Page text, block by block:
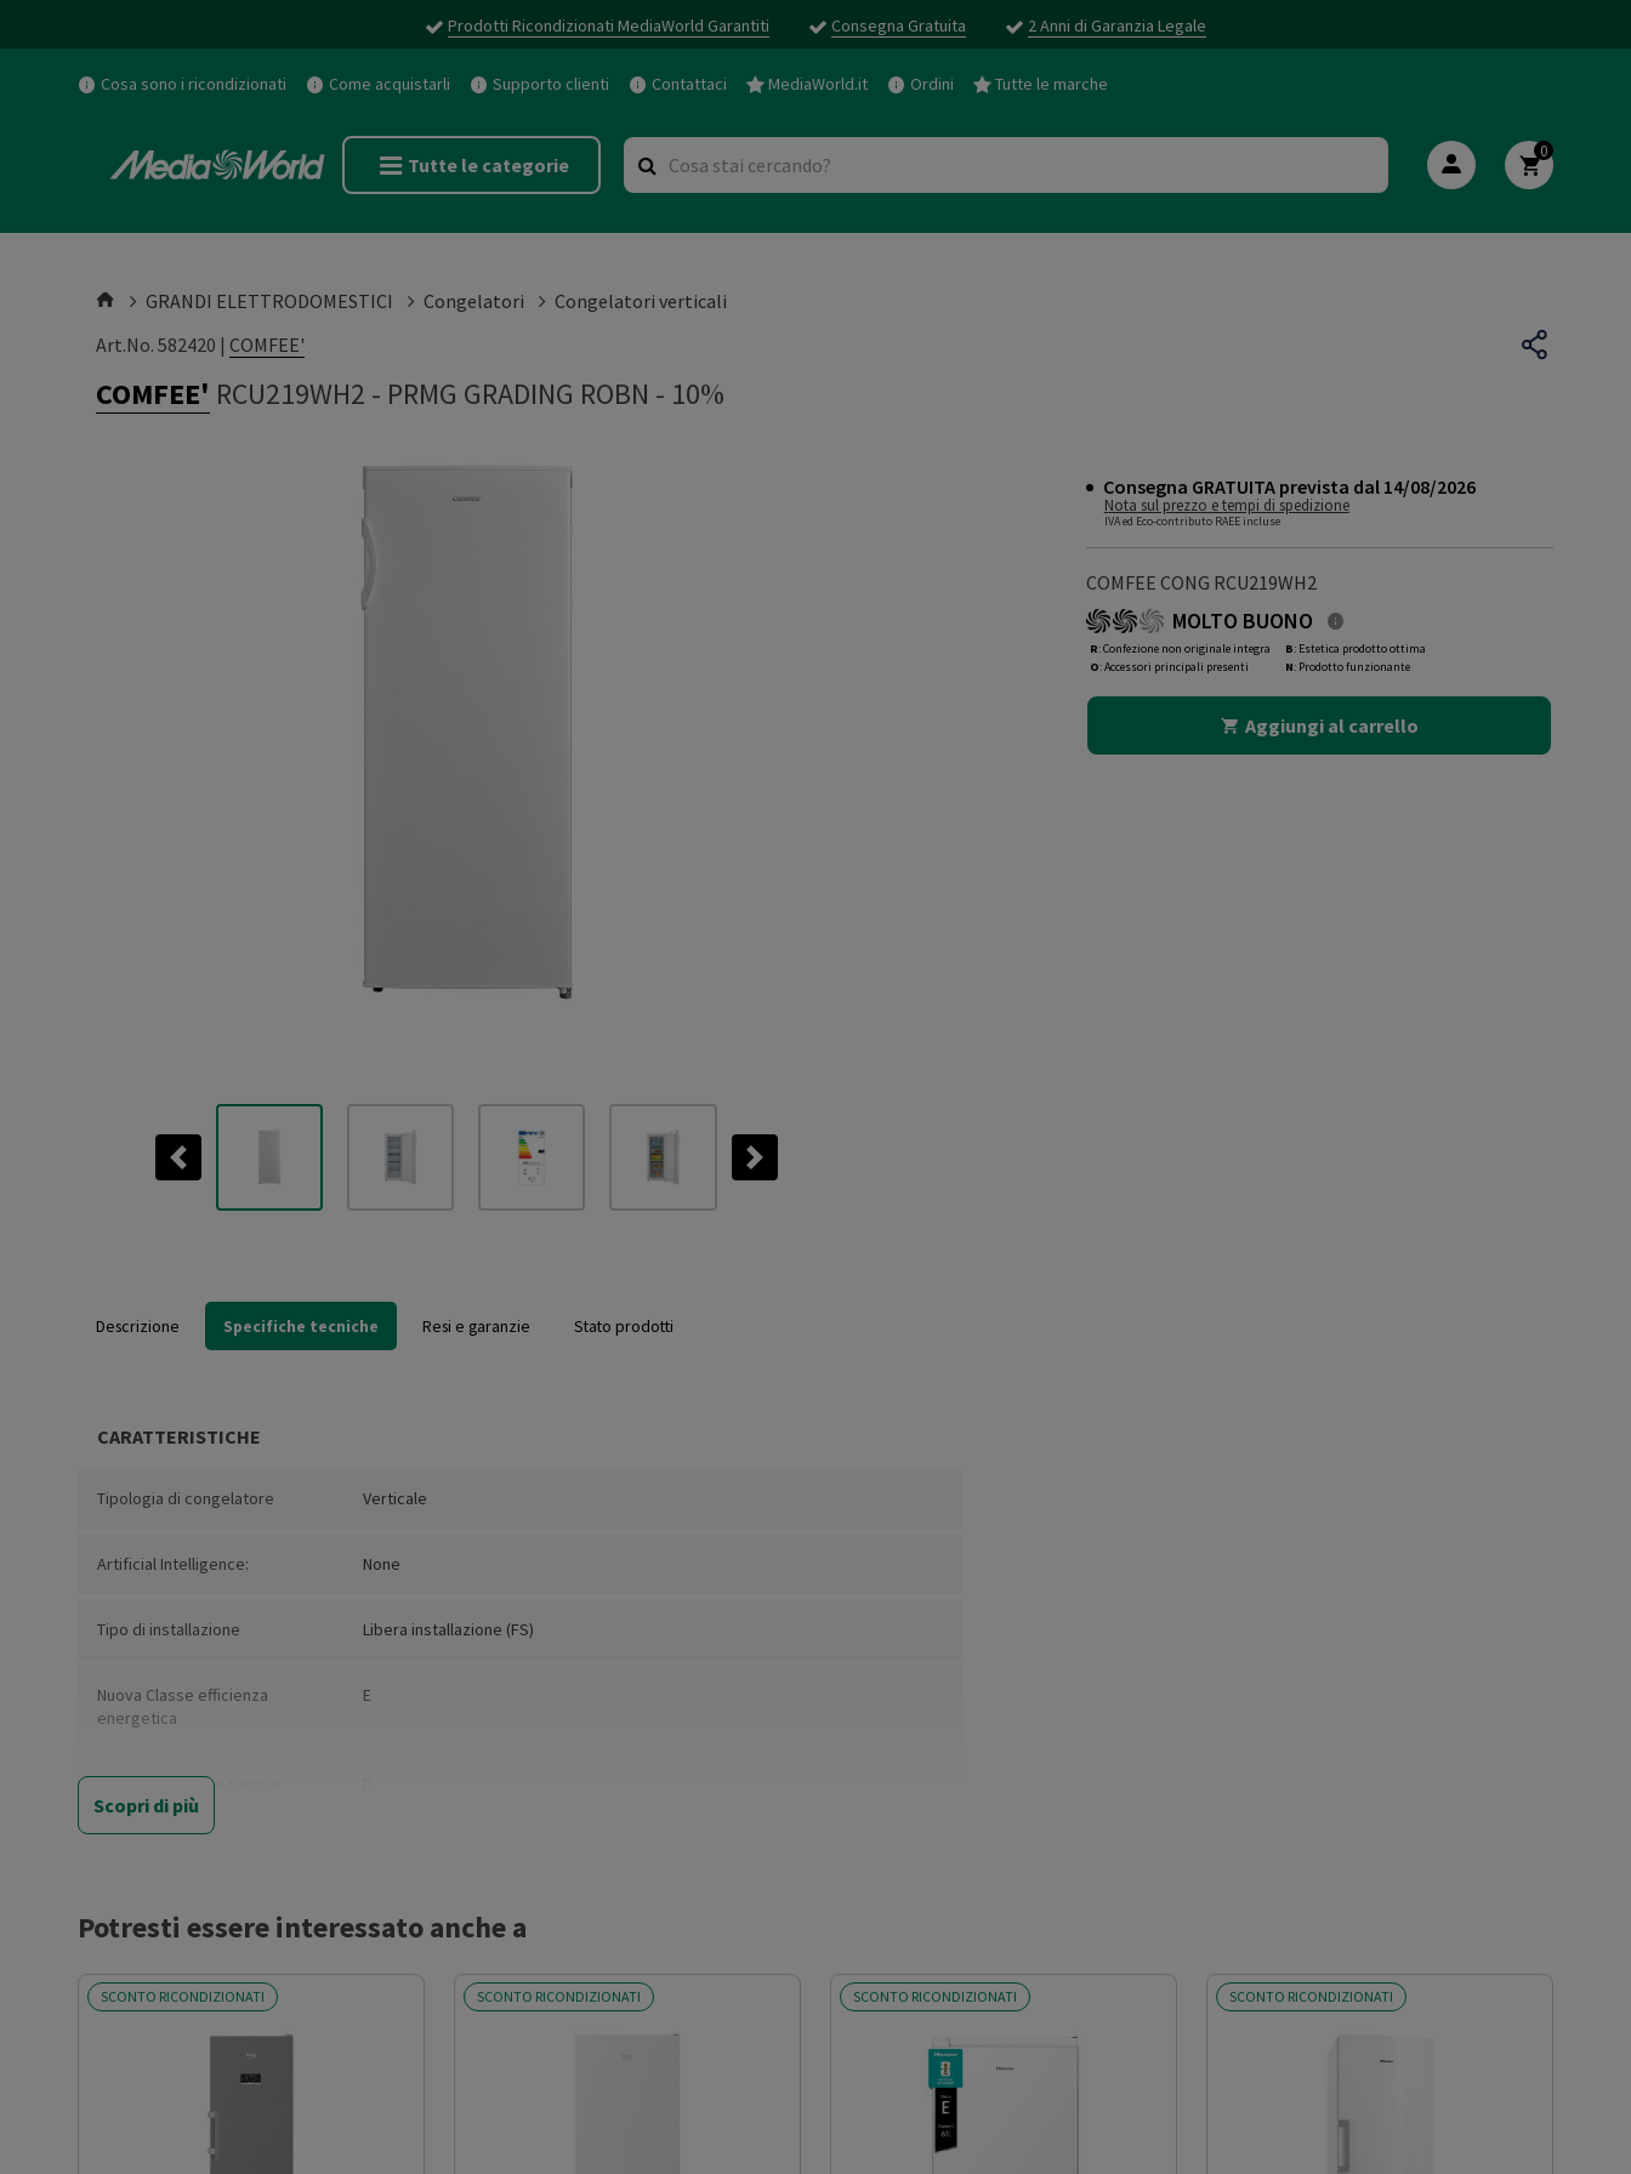
Prodotti Ricondizionati MediaWorld Garantiti Consegna Gratuita 2 Anni di Garanzia Legale
Cosa sono i ricondizionati Come acquistarli Supporto clienti Contattaci MediaWorld.it Ordini Tutte le marche
Tutte le categorie
0
GRANDI ELETTRODOMESTICI Congelatori
Congelatori verticali
Art.No. 582420 | COMFEE'
COMFEE' RCU219WH2 - PRMG GRADING ROBN - 10%
Previous Next
Consegna GRATUITA prevista dal 14/08/2026
Nota sul prezzo e tempi di spedizione
IVA ed Eco-contributo RAEE incluse
COMFEE CONG RCU219WH2
MOLTO BUONO
R: Confezione non originale integra
O: Accessori principali presenti
B: Estetica prodotto ottima
N: Prodotto funzionante
Aggiungi al carrello
Descrizione Specifiche tecniche Resi e garanzie Stato prodotti
CARATTERISTICHE
Tipologia di congelatore Verticale
Artificial Intelligence: None
Tipo di installazione Libera installazione (FS)
Nuova Classe efficienza
energetica
E
Classe emissione rumore
Stelle congelatore 4 stelle congelatore
Capacità netta (l) 160
Scopri di più
Potresti essere interessato anche a
SCONTO RICONDIZIONATI SCONTO RICONDIZIONATI SCONTO RICONDIZIONATI SCONTO RICONDIZIONATI